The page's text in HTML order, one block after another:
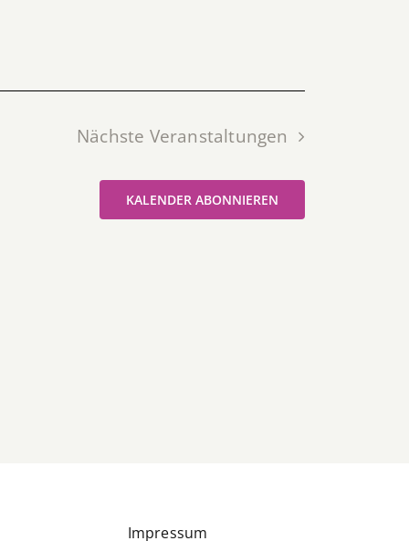
Nächste Veranstaltungen
KALENDER ABONNIEREN
Impressum